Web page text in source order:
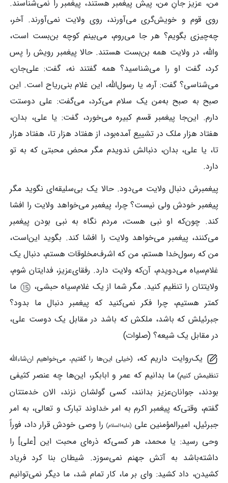
من، عزیز جانِ من، پیش پیغمبر هستند، پیغمبر را نمی‌شناسند.
روی قوم و خویش‌گری می‌آورند، روی ولایت نمی‌آورند. آخر،
چه‌چیزی بگویم؟ هر جا می‌روم، می‌بینم کوچه بن‌بست است،
والله، در ولایت همه بن‌بست هستند. حالا پیغمبر رویش را پس
کرد، گفت او را می‌شناسید؟ همه گفتند نه، گفت: علی‌جان،
می‌شناسی؟ گفت: آره، یا رسول‌الله، این غلام بنی‌ریاح است. این
صبح به صبح به‌من یک سلام می‌کرد، می‌گفت: علی دوستت
دارم. این‌جا پیغمبر قسم کبیره می‌خورد، گفت: یا علی، بدان،
هفتاد هزار ملک در تشییع آمده‌بود، از هفتاد هزار تا، هفتاد هزار
تا، یا علی، بدان، دنبالش ندویدم مگر محض محبتی که به تو
دارد.
پیغمبرش دنبال ولایت می‌دود. حالا یک بی‌سلیقه‌ای نگوید مگر
پیغمبر خودش ولی نیست؟ چرا، پیغمبر می‌خواهد ولایت را افشا
کند. چون‌که او نبی هست، مردم نگاه به نبی بودن پیغمبر
می‌کنند، پیغمبر می‌خواهد ولایت را افشا کند. بگوید این‌است،
من که رسول‌خدا هستم، من که اشرف‌مخلوقات هستم، دنبال یک
غلام‌سیاه می‌دویدم، آن‌که ولایت دارد. رفقای‌عزیز، فدایتان شوم،
ولایتتان را تنظیم کنید. مگر شما از یک غلام‌سیاه حبشی،
ما
کمتر هستیم، چرا فکر نمی‌کنید که پیغمبر دنبال ما بدود؟
جبرئیلش که باشد، ملکش که باشد در مقابل یک دوست علی،
در مقابل یک شیعه؟ (صلوات)
یک‌روایت داریم که، (خیلی این‌ها را گفتیم، می‌خواهیم ان‌شاءالله
تنظیمش کنیم)ما بدانیم که عمر و ابابکر، این‌ها چه عنصر کثیفی
بودند، جوانان‌عزیز بدانند، کسی گولشان نزند، الان خدمتتان
گفتم، وقتی‌که پیغمبر اکرم به امر خداوند تبارک و تعالی، به امر
جبرئیل، امیرالمؤمنین علی (علیه‌السلام) را وصی خودش قرار داد، فوراً
وحی رسید: یا محمد، هر کسی‌که ذره‌ای محبت این [علی] را
داشته‌باشد به آتش جهنم نمی‌سوزد. شیطان بنا کرد فریاد
کشیدن، داد کشید: وای بر ما، کار تمام شد، ما دیگر نمی‌توانیم